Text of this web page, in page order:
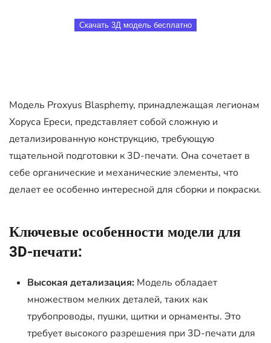
Скачать 3Д модель бесплатно
Модель Proxyus Blasphemy, принадлежащая легионам
Хоруса Ереси, представляет собой сложную и
детализированную конструкцию, требующую
тщательной подготовки к 3D-печати. Она сочетает в
себе органические и механические элементы, что
делает ее особенно интересной для сборки и покраски.
Ключевые особенности модели для
3D-печати:
Высокая детализация: Модель обладает
множеством мелких деталей, таких как
трубопроводы, пушки, щитки и орнаменты. Это
требует высокого разрешения при 3D-печати для